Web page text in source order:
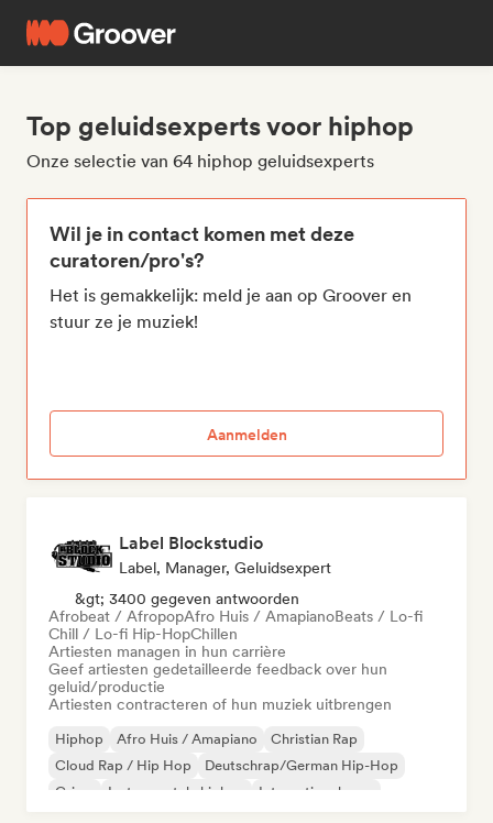
Top geluidsexperts voor hiphop
Onze selectie van 64 hiphop geluidsexperts
Wil je in contact komen met deze
curatoren/pro's?
Het is gemakkelijk: meld je aan op Groover en
stuur ze je muziek!
Aanmelden
Label Blockstudio
Label, Manager, Geluidsexpert
&gt; 3400 gegeven antwoorden
Afrobeat / AfropopAfro Huis / AmapianoBeats / Lo-fi
Chill / Lo-fi Hip-HopChillen
Artiesten managen in hun carrière
Geef artiesten gedetailleerde feedback over hun
geluid/productie
Artiesten contracteren of hun muziek uitbrengen
Hiphop Afro Huis / Amapiano
Christian Rap
Cloud Rap / Hip Hop
Deutschrap/German Hip-Hop
Grime
Instrumentale hiphop Internationale rap